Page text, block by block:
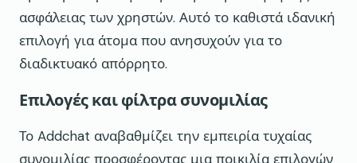
ασφάλειας των χρηστών. Αυτό το καθιστά ιδανική
επιλογή για άτομα που ανησυχούν για το
διαδικτυακό απόρρητο.
Επιλογές και φίλτρα συνομιλίας
Το Addchat αναβαθμίζει την εμπειρία τυχαίας
συνομιλίας προσφέροντας μια ποικιλία επιλογών